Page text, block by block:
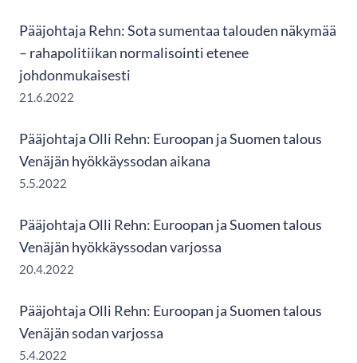
Pääjohtaja Rehn: Sota sumentaa talouden näkymää
– rahapolitiikan normalisointi etenee
johdonmukaisesti
21.6.2022
Pääjohtaja Olli Rehn: Euroopan ja Suomen talous
Venäjän hyökkäyssodan aikana
5.5.2022
Pääjohtaja Olli Rehn: Euroopan ja Suomen talous
Venäjän hyökkäyssodan varjossa
20.4.2022
Pääjohtaja Olli Rehn: Euroopan ja Suomen talous
Venäjän sodan varjossa
5.4.2022